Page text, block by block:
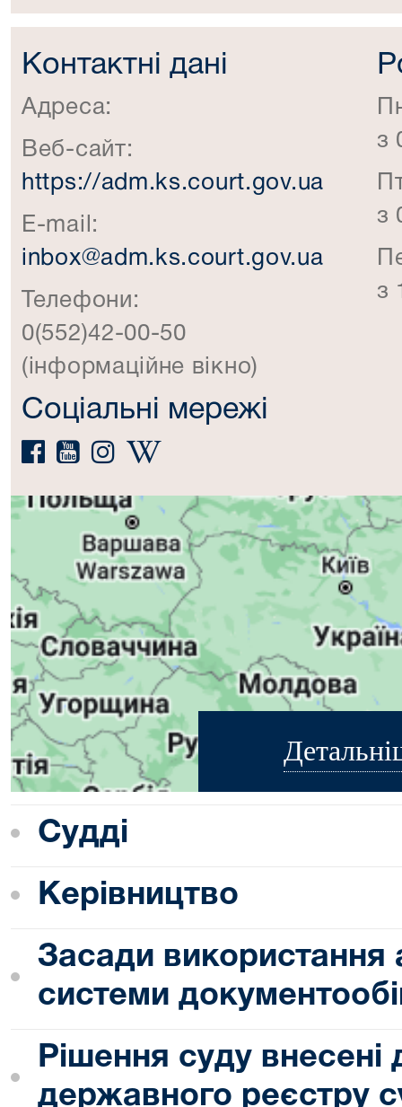
Контактні дані
Адреса:
Веб-сайт:
https://adm.ks.court.gov.ua
E-mail:
inbox@adm.ks.court.gov.ua
Телефони:
0(552)42-00-50
(інформаційне вікно)
Соціальні мережі
з
з
з
Судді
Керівництво
Засади використання
системи
Рішення суду
державного реєстру